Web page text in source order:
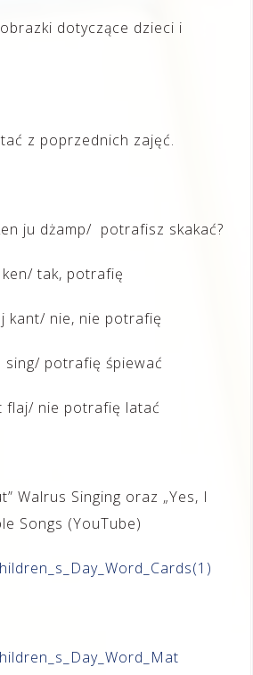
obrazki dotyczące dzieci i
z poprzednich zajęć.
ju dżamp/ potrafisz skakać?
tak, potrafię
kant/ nie, nie potrafię
sing/ potrafię śpiewać
flaj/ nie potrafię latać
Walrus Singing oraz „Yes, I
Songs (YouTube)